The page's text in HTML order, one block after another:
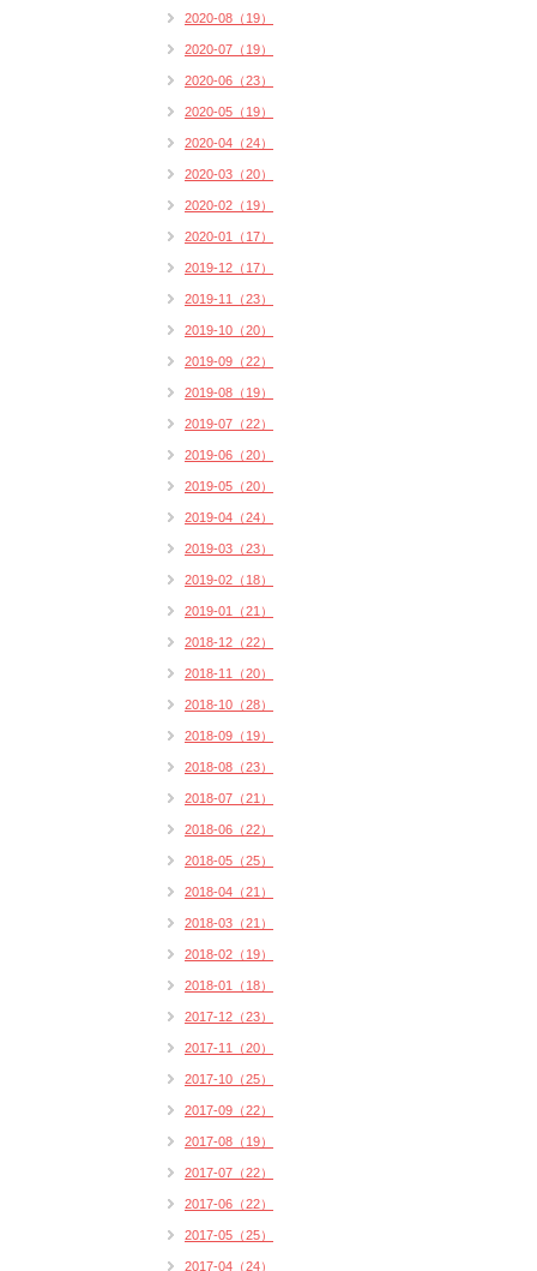
2020-08（19）
2020-07（19）
2020-06（23）
2020-05（19）
2020-04（24）
2020-03（20）
2020-02（19）
2020-01（17）
2019-12（17）
2019-11（23）
2019-10（20）
2019-09（22）
2019-08（19）
2019-07（22）
2019-06（20）
2019-05（20）
2019-04（24）
2019-03（23）
2019-02（18）
2019-01（21）
2018-12（22）
2018-11（20）
2018-10（28）
2018-09（19）
2018-08（23）
2018-07（21）
2018-06（22）
2018-05（25）
2018-04（21）
2018-03（21）
2018-02（19）
2018-01（18）
2017-12（23）
2017-11（20）
2017-10（25）
2017-09（22）
2017-08（19）
2017-07（22）
2017-06（22）
2017-05（25）
2017-04（24）